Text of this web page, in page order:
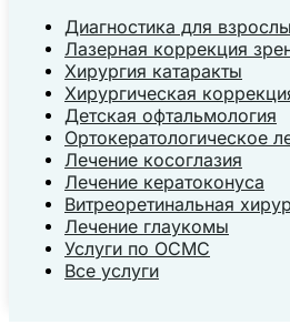
Диагностика для
Лазерная коррекция
Хирургия катаракты
Хирургическая
Детская офтальмология
Ортокератологическое
Лечение косоглазия
Лечение кератоконуса
Витреоретинальная
Лечение глаукомы
Услуги по ОСМС
Все услуги